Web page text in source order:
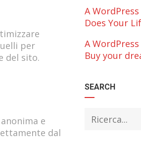
per
del sito.
e
dal
A
Does Your
A
Buy your
SEARCH